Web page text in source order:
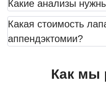
диагностику
изменений,
беременностью,
заболевания. В
Какие анализы
Какая стоимость
аппендэктомии?
Как мы